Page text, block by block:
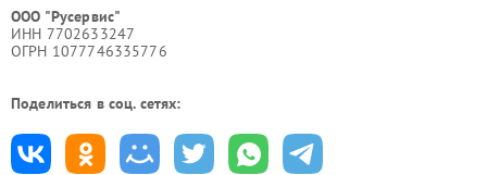
ООО "Русервис"
ИНН 7702633247
ОГРН 1077746335776
Поделиться в соц. сетях: